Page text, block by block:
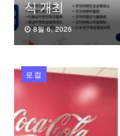
식 개최
8월 6, 2026
로컬